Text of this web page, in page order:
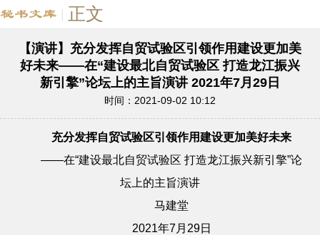
正文
【演讲】充分发挥自贸试验区引领作用建设更加美
好未来——在“建设最北自贸试验区 打造龙江振兴
新引擎”论坛上的主旨演讲 2021年7月29日
时间：2021-09-02 10:12
充分发挥自贸试验区引领作用建设更加美好未来
——在“建设最北自贸试验区 打造龙江振兴新引擎”论
坛上的主旨演讲
马建堂
2021年7 月 29日